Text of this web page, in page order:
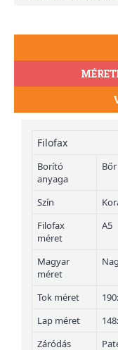
Filofax
Borító
anyaga
Bőr
Szín
Filofax
méret
A5
Magyar
méret
Tok méret
Lap méret
Záródás